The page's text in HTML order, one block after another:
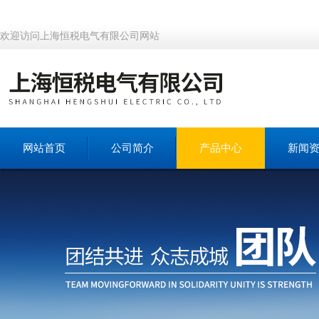
欢迎访问上海恒税电气有限公司网站
网站首页 公司简介 产品中心 新闻